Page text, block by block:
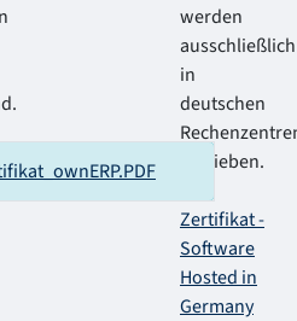
werden
ausschließlich
in
deutschen
betrieben.
Zertifikat -
Software
Hosted in
Germany